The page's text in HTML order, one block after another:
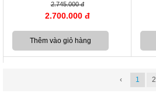
2.745.000 đ
2.700.000 đ
‹ 1 2